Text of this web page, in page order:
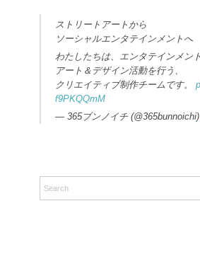
ストリートアートから
ソーシャルエンタテインメントへ
わたしたちは、エンタテインメン
アート＆デザイン活動を行う、
クリエイティブ制作チームです。
f9PKQQmM
— 365ブンノイチ (@365bunnoichi)